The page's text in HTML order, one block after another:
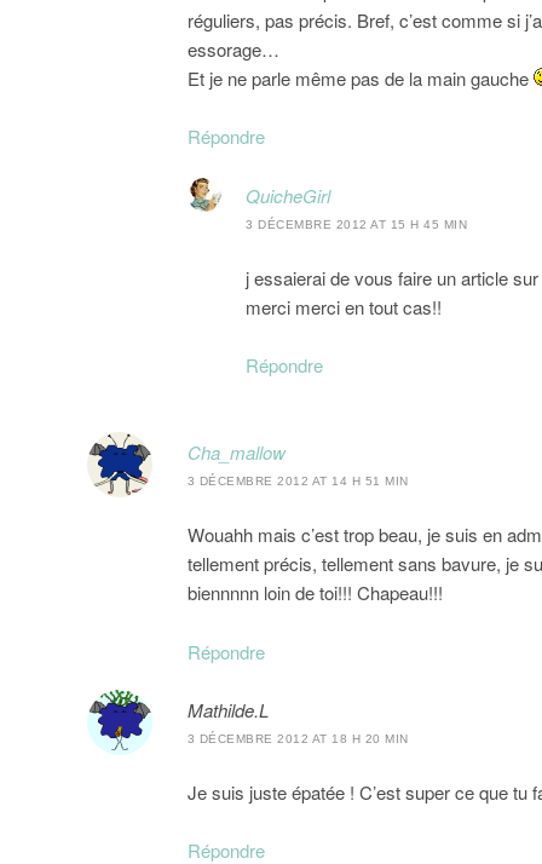
réguliers, pas précis. Bref, c’est comme si
essorage…
Et je ne parle même pas de la main gauche
Répondre
QuicheGirl
3 DÉCEMBRE 2012 AT 15 H 45 MIN
j essaierai de vous faire un article
merci merci en tout cas!!
Répondre
Cha_mallow
3 DÉCEMBRE 2012 AT 14 H 51 MIN
Wouahh mais c’est trop beau, je suis en
tellement précis, tellement sans bavure, je
biennnnn loin de toi!!! Chapeau!!!
Répondre
Mathilde.L
3 DÉCEMBRE 2012 AT 18 H 20 MIN
Je suis juste épatée ! C’est super ce que tu
Répondre